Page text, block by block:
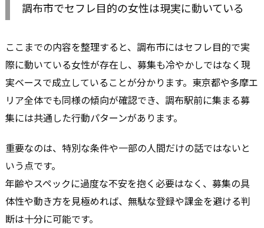
調布市でセフレ目的の女性は現実に動いている
ここまでの内容を整理すると、調布市にはセフレ目的で実
際に動いている女性が存在し、募集も冷やかしではなく現
実ベースで成立していることが分かります。東京都や多摩エ
リア全体でも同様の傾向が確認でき、調布駅前に集まる募
集には共通した行動パターンがあります。
重要なのは、特別な条件や一部の人間だけの話ではないと
いう点です。
年齢やスペックに過度な不安を抱く必要はなく、募集の具
体性や動き方を見極めれば、無駄な登録や課金を避ける判
断は十分に可能です。